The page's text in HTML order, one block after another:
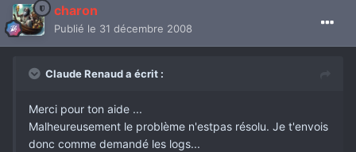
charon
Publié le 31 décembre 2008
Claude Renaud a écrit :
Merci pour ton aide ...
Malheureusement le problème n'estpas résolu. Je t'envois
donc comme demandé les logs...